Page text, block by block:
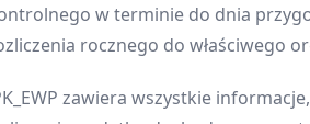
w terminie do dnia
rocznego do właściwego
zawiera wszystkie